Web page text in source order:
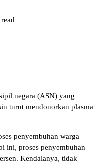
negara (ASN) yang
turut mendonorkan plasma
penyembuhan warga
ini, proses penyembuhan
Kendalanya, tidak